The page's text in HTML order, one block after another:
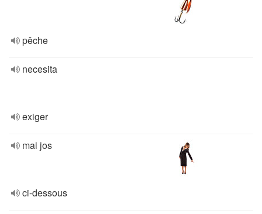
pêche
necesita
exiger
mai jos
ci-dessous